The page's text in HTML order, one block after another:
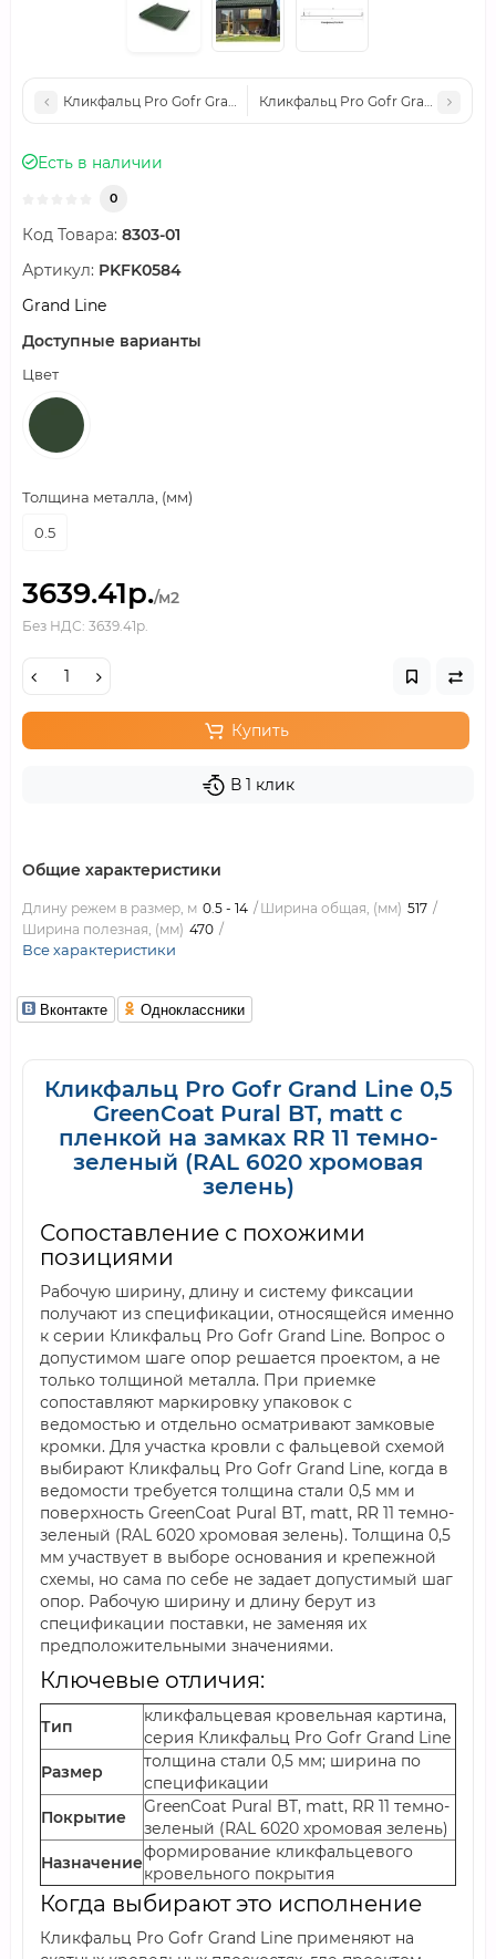
Кликфальц Pro Gofr Grand Line 0,5 GreenCoat Pural BT, matt
Кликфальц Pro Gofr Grand Line
Есть в наличии
0
Код Товара: 8303-01
Артикул: PKFK0584
Grand Line
Доступные варианты
Цвет
Толщина металла, (мм)
0.5
3639.41р./м2
Без НДС: 3639.41р.
Купить
В 1 клик
Общие характеристики
Длину режем в размер, м 0.5 - 14 Ширина общая, (мм) 517
Ширина полезная, (мм) 470
Все характеристики
Вконтакте Одноклассники
Кликфальц Pro Gofr Grand Line 0,5
GreenCoat Pural BT, matt с
пленкой на замках RR 11 темно-
зеленый (RAL 6020 хромовая
зелень)
Сопоставление с похожими
позициями
Рабочую ширину, длину и систему фиксации
получают из спецификации, относящейся именно
к серии Кликфальц Pro Gofr Grand Line. Вопрос о
допустимом шаге опор решается проектом, а не
только толщиной металла. При приемке
сопоставляют маркировку упаковок с
ведомостью и отдельно осматривают замковые
кромки. Для участка кровли с фальцевой схемой
выбирают Кликфальц Pro Gofr Grand Line, когда в
ведомости требуется толщина стали 0,5 мм и
поверхность GreenCoat Pural BT, matt, RR 11 темно-
зеленый (RAL 6020 хромовая зелень). Толщина 0,5
мм участвует в выборе основания и крепежной
схемы, но сама по себе не задает допустимый шаг
опор. Рабочую ширину и длину берут из
спецификации поставки, не заменяя их
предположительными значениями.
Ключевые отличия:
Тип
кликфальцевая кровельная картина,
серия Кликфальц Pro Gofr Grand Line
Размер
толщина стали 0,5 мм; ширина по
спецификации
Покрытие
GreenCoat Pural BT, matt, RR 11 темно-
зеленый (RAL 6020 хромовая зелень)
Назначение
формирование кликфальцевого
кровельного покрытия
Когда выбирают это исполнение
Кликфальц Pro Gofr Grand Line применяют на